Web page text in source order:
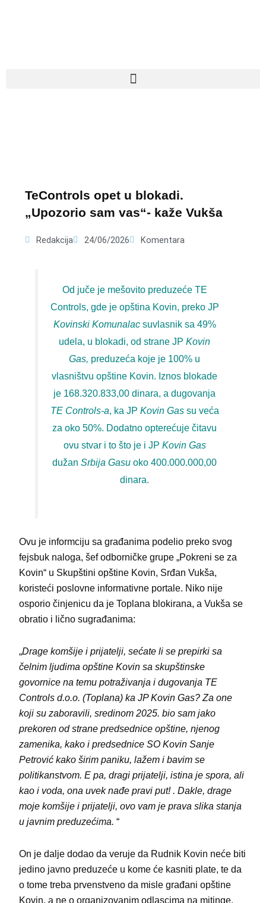
TeControls opet u blokadi.
„Upozorio sam vas“- kaže Vukša
Redakcija 24/06/2026 Komentara
Od juče je mešovito preduzeće TE
Controls, gde je opština Kovin, preko JP
Kovinski Komunalacsuvlasnik sa 49%
udela, u blokadi, od strane JP Kovin
Gas, preduzeća koje je 100% u
vlasništvu opštine Kovin. Iznos blokade
je 168.320.833,00 dinara, a dugovanja
TE Controls-a, ka JP Kovin Gassu veća
za oko 50%. Dodatno opterećuje čitavu
ovu stvar i to što je i JP Kovin Gas
dužan Srbija Gasu oko 400.000.000,00
dinara.
Ovu je informciju sa građanima podelio preko svog
fejsbuk naloga, šef odborničke grupe „Pokreni se za
Kovin“ u Skupštini opštine Kovin, Srđan Vukša,
koristeći poslovne informativne portale. Niko nije
osporio činjenicu da je Toplana blokirana, a Vukša se
obratio i lično sugrađanima:
„Drage komšije i prijatelji, sećate li se prepirki sa
čelnim ljudima opštine Kovin sa skupštinske
govornice na temu potraživanja i dugovanja TE
Controls d.o.o. (Toplana) ka JP Kovin Gas? Za one
koji su zaboravili, sredinom 2025. bio sam jako
prekoren od strane predsednice opštine, njenog
zamenika, kako i predsednice SO Kovin Sanje
Petrović kako širim paniku, lažem i bavim se
politikanstvom. E pa, dragi prijatelji, istina je spora, ali
kao i voda, ona uvek nađe pravi put! . Dakle, drage
moje komšije i prijatelji, ovo vam je prava slika stanja
u javnim preduzećima. “
On je dalje dodao da veruje da Rudnik Kovin neće biti
jedino javno preduzeće u kome će kasniti plate, te da
o tome treba prvenstveno da misle građani opštine
Kovin, a ne o organizovanim odlascima na mitinge.